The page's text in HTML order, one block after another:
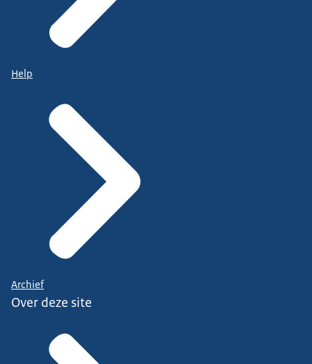
Help
Archief
Over deze site